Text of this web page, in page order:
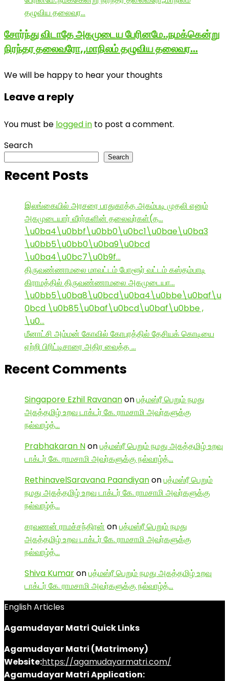
சோர்ந்து விடாதே அகமுடைய பேரினமே..நமக்கென்று
நிரந்தர தலைவரோ,,மாநிலம் தழுவிய தலைவர…
We will be happy to hear your thoughts
Leave a reply
You must be logged in to post a comment.
Search
Search
Recent Posts
இலங்கையில் அரசரை பாதுகாத்த அகம்படி முதலி எனும்
அகமுடையார் வீரர்களின் தலைவர்கள்(த…
\u0ba4\u0bbf\u0bb0\u0bc1\u0bae\u0ba3
\u0bb5\u0bb0\u0ba9\u0bcd
\u0ba4\u0bc7\u0b9f…
திருவண்ணாமலை மாவட்டம் போளூர் வட்டம் கஸ்தம்பாடி
கிராமத்தில் திருவண்ணாமலை அகமுடையா…
\u0bb5\u0ba8\u0bcd\u0ba4\u0bbe\u0baf\u
0bcd \u0b85\u0baf\u0bcd\u0baf\u0bbe ,
\u0…
மீனாட்சி அம்மன் கோவில் கோபுரத்தில் தேசியக் கொடியை
ஏற்றி பிரிட்டிசாரை அதிர வைத்த …
Recent Comments
Singapore Ezhil Ravananonபத்மஸ்ரீ பெறும் நமது
அகத்தமிழ் உறவு டாக்டர் கே. ராமசாமி அவர்களுக்கு
நல்வாழ்த்…
Prabhakaran Nonபத்மஸ்ரீ பெறும் நமது அகத்தமிழ் உறவு
டாக்டர் கே. ராமசாமி அவர்களுக்கு நல்வாழ்த்…
RethinavelSaravana Paandiyanonபத்மஸ்ரீ பெறும்
நமது அகத்தமிழ் உறவு டாக்டர் கே. ராமசாமி அவர்களுக்கு
நல்வாழ்த்…
சரவணன் ராமச்சந்திரன் onபத்மஸ்ரீ பெறும் நமது
அகத்தமிழ் உறவு டாக்டர் கே. ராமசாமி அவர்களுக்கு
நல்வாழ்த்…
Shiva Kumaronபத்மஸ்ரீ பெறும் நமது அகத்தமிழ் உறவு
டாக்டர் கே. ராமசாமி அவர்களுக்கு நல்வாழ்த்…
English Articles
Agamudayar Matri Quick Links
Agamudayar Matri (Matrimony)
Website:https://agamudayarmatri.com/
Agamudayar Matri Application: